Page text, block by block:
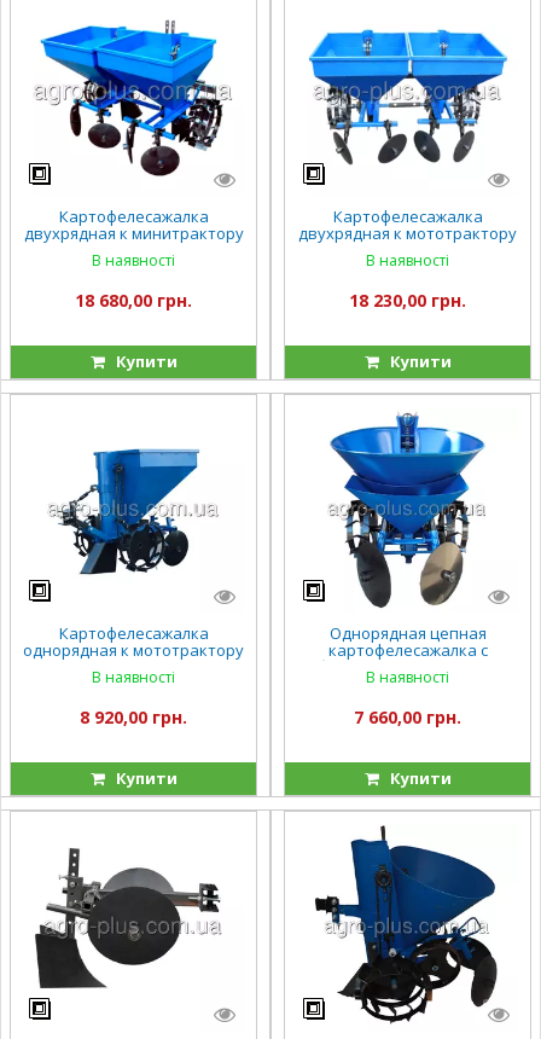
Картофелесажалка
двухрядная к минитрактору
В наявності
18 680,00 грн.
Купити
Картофелесажалка
двухрядная к мототрактору
В наявності
18 230,00 грн.
Купити
Картофелесажалка
однорядная к мототрактору
В наявності
8 920,00 грн.
Купити
Однорядная цепная
картофелесажалка с
бункером для внесения
минеральных удобрений
В наявності
7 660,00 грн.
Купити